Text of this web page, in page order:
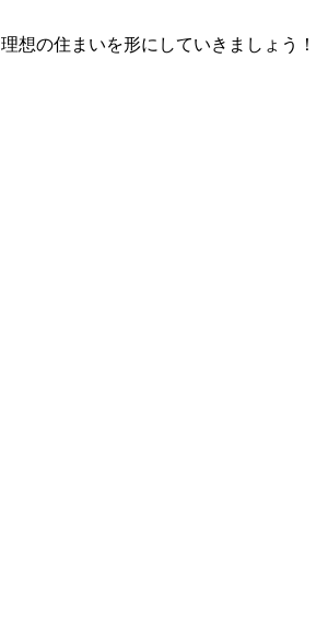
想の住まいを形にしていきましょう！